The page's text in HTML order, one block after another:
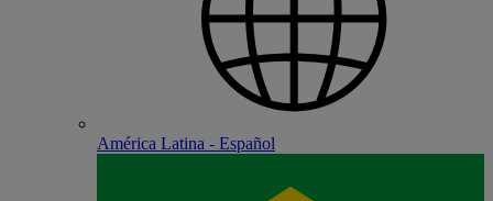
América Latina - Español